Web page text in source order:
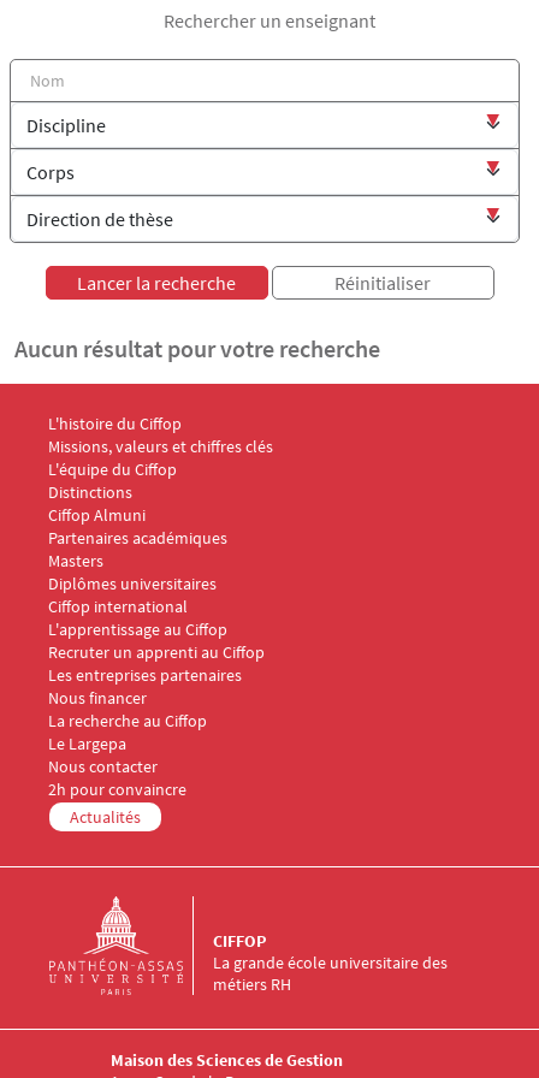
Rechercher un enseignant
Aucun résultat pour votre recherche
Menu Footer CIFFOP 1
L'histoire du Ciffop
Missions, valeurs et chiffres clés
L'équipe du Ciffop
Distinctions
Ciffop Almuni
Partenaires académiques
Menu Footer CIFFOP 2
Masters
Diplômes universitaires
Ciffop international
Menu Footer CIFFOP 3
L'apprentissage au Ciffop
Recruter un apprenti au Ciffop
Les entreprises partenaires
Nous financer
Menu Footer CIFFOP 4
La recherche au Ciffop
Le Largepa
Menu Footer CIFFOP 5
Nous contacter
2h pour convaincre
Actualités
La grande école universitaire des
métiers RH
CIFFOP
Maison des Sciences de Gestion